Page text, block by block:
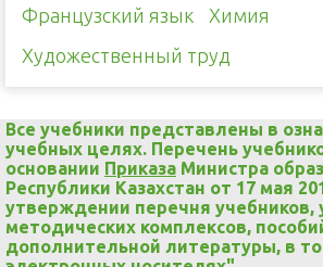
Французский язык
Химия
Художественный труд
Все учебники представлены в
учебных целях. Перечень
основании Приказа Министра
Республики Казахстан от 17 мая
утверждении перечня учебников,
методических комплексов,
дополнительной литературы, в